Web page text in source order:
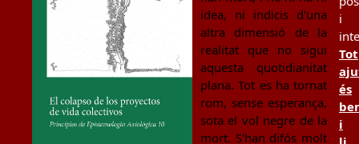
idea, ni indicis d'una
altra dimensió de la
realitat que no sigui
aquesta quotidianitat
plana. Tot es ha tornat
rom, sense esperança,
sota el vol negre de la
mort. S'han difós molt
i
Tot
és
i